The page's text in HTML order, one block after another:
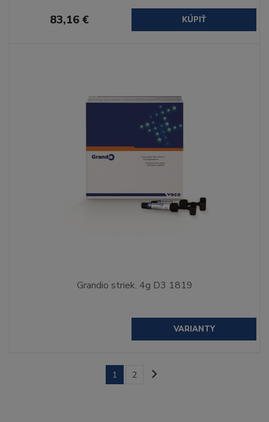
83,16 € KÚPIŤ
Grandio striek. 4g D3 1819
VARIANTY
1 2